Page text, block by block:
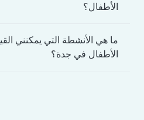
الأطفال؟
ما هي الأنشطة التي يمكنني
الأطفال في جدة؟